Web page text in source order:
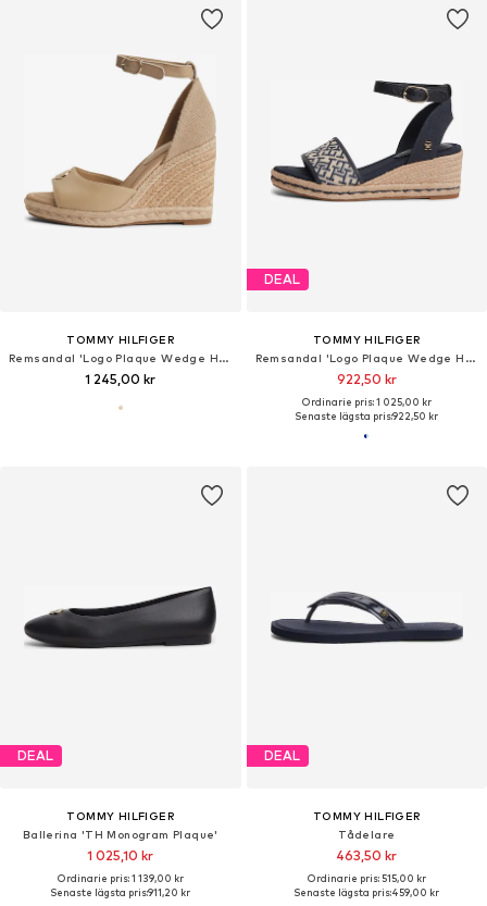
TOMMY HILFIGER
Remsandal 'Logo Plaque Wedge Heel'
1 245,00 kr
DEAL
TOMMY HILFIGER
Remsandal 'Logo Plaque Wedge Heel'
922,50 kr
Ordinarie pris: 1 025,00 kr
Senaste lägsta pris:922,50 kr
DEAL
TOMMY HILFIGER
Ballerina 'TH Monogram Plaque'
1 025,10 kr
Ordinarie pris: 1 139,00 kr
Senaste lägsta pris:911,20 kr
DEAL
TOMMY HILFIGER
Tådelare
463,50 kr
Ordinarie pris: 515,00 kr
Senaste lägsta pris:459,00 kr